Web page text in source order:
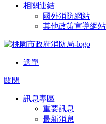
相關連結
國外消防網站
其他政策宣導網站
選單
關閉
訊息專區
重要訊息
最新消息